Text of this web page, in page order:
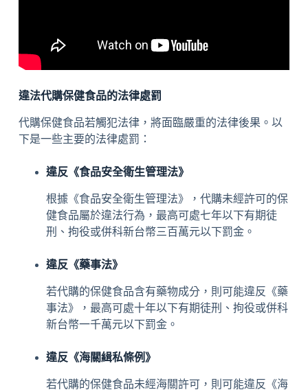
違法代購保健食品的法律處罰
代購保健食品若觸犯法律，將面臨嚴重的法律後果。以
下是一些主要的法律處罰：
違反《食品安全衛生管理法》
根據《食品安全衛生管理法》，代購未經許可的保
健食品屬於違法行為，最高可處七年以下有期徒
刑、拘役或併科新台幣三百萬元以下罰金。
違反《藥事法》
若代購的保健食品含有藥物成分，則可能違反《藥
事法》，最高可處十年以下有期徒刑、拘役或併科
新台幣一千萬元以下罰金。
違反《海關緝私條例》
若代購的保健食品未經海關許可，則可能違反《海